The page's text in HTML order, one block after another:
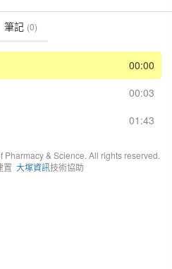
筆記 (0)
00:00
00:03
01:43
& Science. All rights reserved.
置 大塚資訊技術協助